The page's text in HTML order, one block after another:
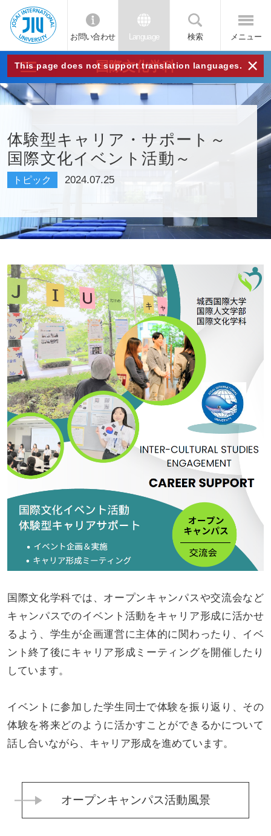
JIU
城西
国際
大学
お問い合わせ Language 検索 メニュー
This page does not support translation languages. ×
国際文化学科
体験型キャリア・サポート～
国際文化イベント活動～
トピック 2024.07.25
国際文化学科では、オープンキャンパスや交流会など
キャンパスでのイベント活動をキャリア形成に活かせ
るよう、学生が企画運営に主体的に関わったり、イベ
ント終了後にキャリア形成ミーティングを開催したり
しています。
イベントに参加した学生同士で体験を振り返り、その
体験を将来どのように活かすことができるかについて
話し合いながら、キャリア形成を進めています。
オープンキャンパス活動風景